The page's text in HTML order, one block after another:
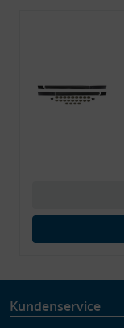
Kundenservice